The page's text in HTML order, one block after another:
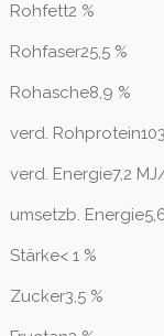
Rohfett2 %
Rohfaser25,5 %
Rohasche8,9 %
verd.
verd. Energie7,2
umsetzb.
Stärke< 1 %
Zucker3,5 %